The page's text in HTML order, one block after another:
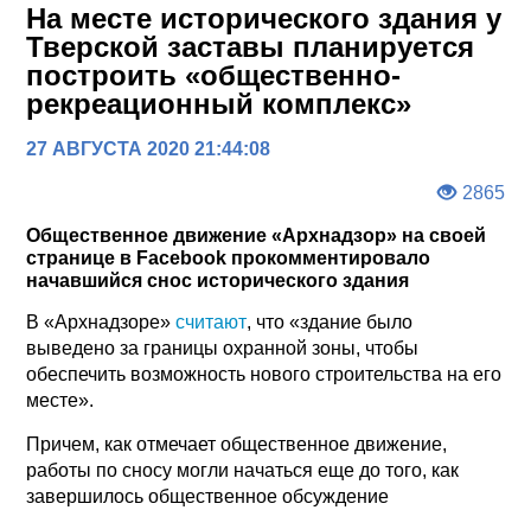
На месте исторического здания у
Тверской заставы планируется
построить «общественно-
рекреационный комплекс»
27 АВГУСТА 2020 21:44:08
2865
Общественное движение «Архнадзор» на своей
странице в Facebook прокомментировало
начавшийся снос исторического здания
В «Архнадзоре»считают, что «здание было
выведено за границы охранной зоны, чтобы
обеспечить возможность нового строительства на его
месте».
Причем, как отмечает общественное движение,
работы по сносу могли начаться еще до того, как
завершилось общественное обсуждение